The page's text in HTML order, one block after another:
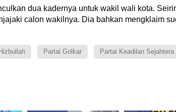
dua kadernya untuk wakil wali kota.
calon wakilnya. Dia bahkan mengklaim
Partai Golkar Partai Keadilan Sejahtera